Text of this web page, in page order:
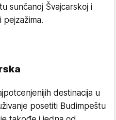
sunčanoj Švajcarskoj i
destinacija u
posetiti Budimpeštu